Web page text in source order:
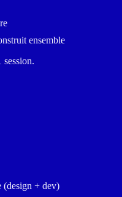
ensemble
session.
(design + dev)